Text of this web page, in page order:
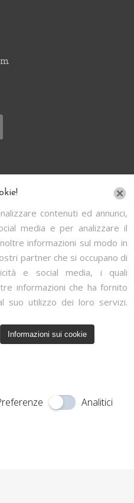
Alessandria
contenuti ed annunci,
media e per analizzare il
informazioni sul modo in
partner che si occupano di
e social media, i quali
informazioni che ha fornito
suo utilizzo dei loro servizi.
Informazioni sui cookie
Analitici